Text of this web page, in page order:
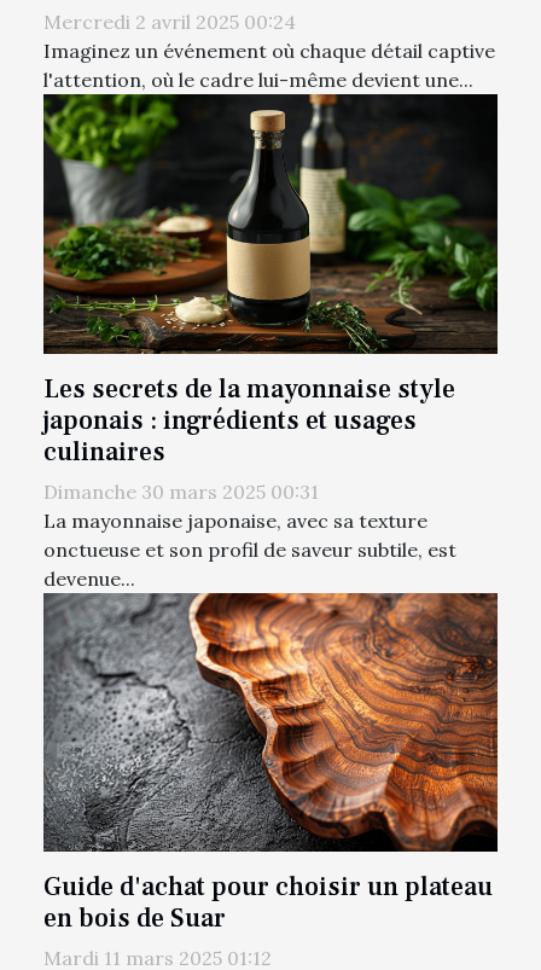
Mercredi 2 avril 2025 00:24
Imaginez un événement où chaque détail captive
l'attention, où le cadre lui-même devient une...
Les secrets de la mayonnaise style
japonais : ingrédients et usages
culinaires
Dimanche 30 mars 2025 00:31
La mayonnaise japonaise, avec sa texture
onctueuse et son profil de saveur subtile, est
devenue...
Guide d'achat pour choisir un plateau
en bois de Suar
Mardi 11 mars 2025 01:12